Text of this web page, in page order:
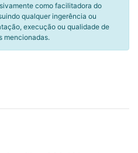
como facilitadora do
qualquer ingerência ou
execução ou qualidade de
mencionadas.